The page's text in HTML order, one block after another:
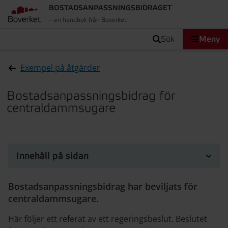
BOSTADSANPASSNINGS­BIDRAGET
– en handbok från Boverket
sök Meny
Exempel på åtgärder
Bostadsanpassningsbidrag för
centraldammsugare
Innehåll på sidan
Bostadsanpassningsbidrag har beviljats för
centraldammsugare.
Här följer ett referat av ett regeringsbeslut. Beslutet